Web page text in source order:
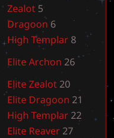
Zealot 5
Dragoon 6
High Templar 8
EliteArchon 26
EliteZealot20
Elite Dragoon 21
High Templar22
Elite Reaver27